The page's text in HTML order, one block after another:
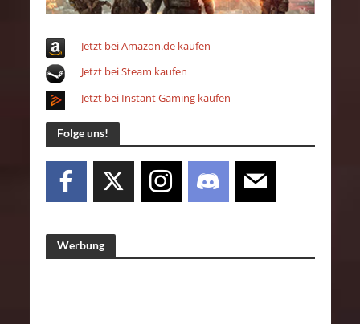
Jetzt bei Amazon.de kaufen
Jetzt bei Steam kaufen
Jetzt bei Instant Gaming kaufen
Folge uns!
Werbung